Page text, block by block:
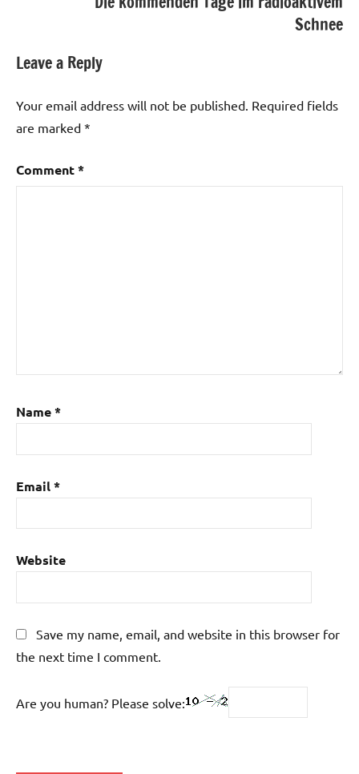
Schnee
Leave a Reply
Your email address will not be published. Required fields
are marked *
Comment*
Name*
Email*
Website
Save my name, email, and website in this browser for
the next time I comment.
Are you human? Please solve: